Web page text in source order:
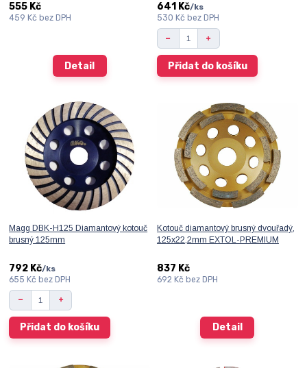
555 Kč
459 Kč bez DPH
Detail
641 Kč/ks
530 Kč bez DPH
Přidat do košíku
Magg DBK-H125 Diamantový kotouč
brusný 125mm
792 Kč/ks
655 Kčbez DPH
Přidat do košíku
Kotouč diamantový brusný dvouřadý,
125x22,2mm EXTOL-PREMIUM
837 Kč
692 Kč bez DPH
Detail